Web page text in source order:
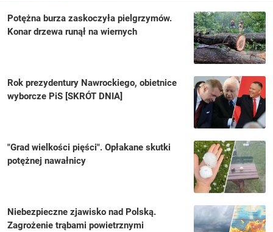
Potężna burza zaskoczyła pielgrzymów.
Konar drzewa runął na wiernych
Rok prezydentury Nawrockiego, obietnice
wyborcze PiS [SKRÓT DNIA]
"Grad wielkości pięści". Opłakane skutki
potężnej nawałnicy
Niebezpieczne zjawisko nad Polską.
Zagrożenie trąbami powietrznymi